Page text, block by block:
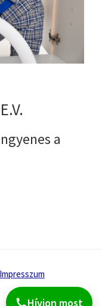
a
Hívjon most
Impresszum